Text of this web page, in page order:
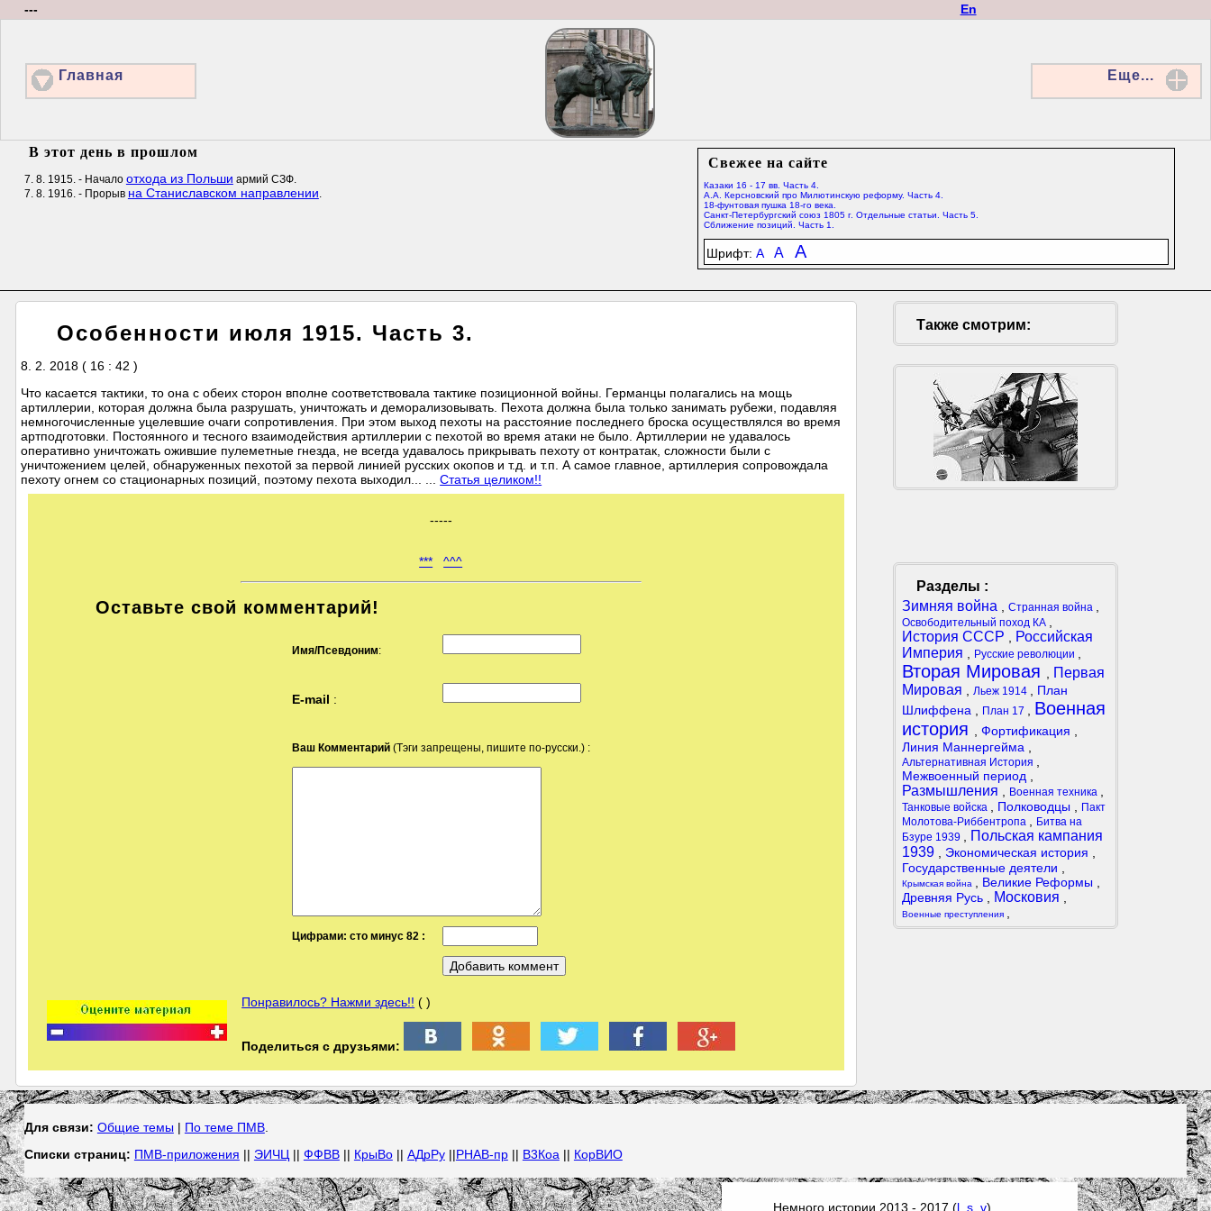
En
---
Главная Еще...
Свежее на сайте
Казаки 16 - 17 вв. Часть 4.
А.А. Керсновский про Милютинскую реформу. Часть 4.
18-фунтовая пушка 18-го века.
Санкт-Петербургский союз 1805 г. Отдельные статьи. Часть 5.
Сближение позиций. Часть 1.
Шрифт:A A A
В этот день в прошлом
7. 8. 1915. - Начало отхода из Польши армий СЗФ.
7. 8. 1916. - Прорыв на Станиславском направлении.
Особенности июля 1915. Часть 3.
8. 2. 2018 ( 16 : 42 )
Что касается тактики, то она с обеих сторон вполне соответствовала тактике позиционной войны. Германцы полагались на мощь
артиллерии, которая должна была разрушать, уничтожать и деморализовывать. Пехота должна была только занимать рубежи, подавляя
немногочисленные уцелевшие очаги сопротивления. При этом выход пехоты на расстояние последнего броска осуществлялся во время
артподготовки. Постоянного и тесного взаимодействия артиллерии с пехотой во время атаки не было. Артиллерии не удавалось
оперативно уничтожать ожившие пулеметные гнезда, не всегда удавалось прикрывать пехоту от контратак, сложности были с
уничтожением целей, обнаруженных пехотой за первой линией русских окопов и т.д. и т.п. А самое главное, артиллерия сопровождала
пехоту огнем со стационарных позиций, поэтому пехота выходил... ...Статья целиком!!
-----
*** ^^^
Оставьте свой комментарий!
Имя/Псевдоним:
E-mail :
Ваш Комментарий(Тэги запрещены, пишите по-русски.) :
Цифрами: сто минус 82 :
Понравилось? Нажми здесь!! ( )
Поделиться с друзьями:
Также смотрим:
Разделы :
Зимняя война
Странная война
Освободительный поход КА
История СССР
Российская
Империя
Русские революции
Вторая Мировая
Первая
Мировая
Льеж 1914
План
Шлиффена
План 17
Военная
история
Фортификация
Линия Маннергейма
Альтернативная История
Межвоенный период
Размышления Военная техника
Танковые войска Полководцы
Пакт
Молотова-Риббентропа
Битва на
Бзуре 1939
Польская кампания
1939
Экономическая история
Государственные деятели
Крымская война Великие Реформы
Древняя Русь
Московия
Военные преступления
Для связи: Общие темы | По теме ПМВ.
Списки страниц: ПМВ-приложения || ЭИЧЦ || ФФВВ|| КрыВо|| АДрРу||РНАВ-пр|| В3Коа || КорВИО
Немного истории 2013 - 2017 (l ,s ,v)